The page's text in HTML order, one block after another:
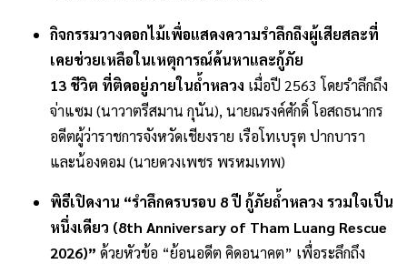
กิจกรรมวางดอกไม้เพื่อแสดงความรำลึกถึงผู้เสียสละที่
เคยช่วยเหลือในเหตุการณ์ค้นหาและกู้ภัย
13 ชีวิต ที่ติดอยู่ภายในถ้ำหลวง เมื่อปี 2563 โดยรำลึกถึง
จ่าแซม (นาวาตรีสมาน กุนัน), นายณรงค์ศักดิ์ โอสถธนากร
อดีตผู้ว่าราชการจังหวัดเชียงราย เรือโทเบรุต ปากบารา
และน้องดอม (นายดวงเพชร พรหมเทพ)
พิธีเปิดงาน “รำลึกครบรอบ 8 ปี กู้ภัยถ้ำหลวง รวมใจเป็น
หนึ่งเดียว (8th Anniversary of Tham Luang Rescue
2026)” ด้วยหัวข้อ “ย้อนอดีต คิดอนาคต” เพื่อระลึกถึง